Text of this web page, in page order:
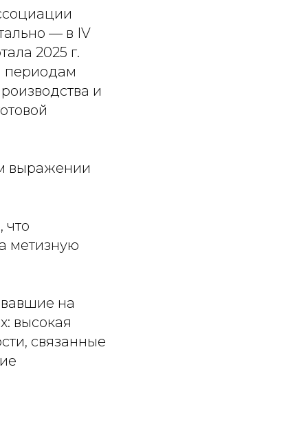
— в IV
2025 г.
периодам
и
выражении
что
метизную
на
высокая
связанные